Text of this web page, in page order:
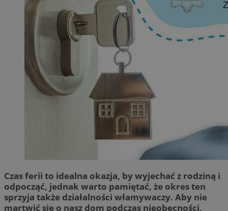
Czas ferii to idealna okazja, by wyjechać z rodziną i
odpocząć, jednak warto pamiętać, że okres ten
sprzyja także działalności włamywaczy. Aby nie
martwić się o nasz dom podczas nieobecności,